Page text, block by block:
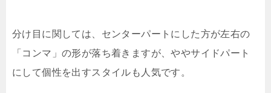
分け目に関しては、センターパートにした方が左右の
「コンマ」の形が落ち着きますが、ややサイドパート
にして個性を出すスタイルも人気です。